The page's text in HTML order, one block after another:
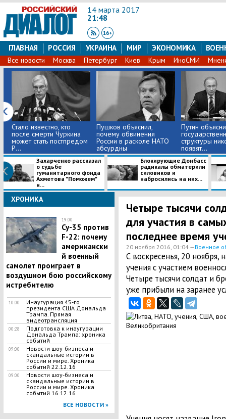
14 марта 2017
21:48
ГЛАВНАЯ РОССИЯ УКРАИНА МИР ЭКОНОМИКА
Все новости Москва Петербург Киев Крым ИноСМИ
Стало известно, кто
после смерти Чуркина
может стать постпредом
Р...
Пушков объяснил,
почему обвинения
России в расколе НАТО
абсурдны
Путин
структуры
появят...
Захарченко рассказал
о судьбе
гуманитарного фонда
Ахметова "Поможем"
н...
Блокирующие Донбасс
радикалы обматерили
силовиков и
набросились на них...
ХРОНИКА
19:00
Су-35 против
F-22: почему
американски
й военный
самолет проиграет в
воздушном бою российскому
истребителю
10:00
Инаугурация 45-го
президента США Дональда
Трампа. Прямая
видеотрансляция
00:28
Подготовка к инаугурации
Дональда Трампа: хроника
событий
09:00
Новости шоу-бизнеса и
скандальные истории в
России и мире. Хроника
событий 22.12.16
09:00
Новости шоу-бизнеса и
скандальные истории в
России и мире. Хроника
событий 16.12.16
ВСЕ НОВОСТИ »
Четыре тысячи
для участия в
последнее время
20 ноября 2016, 01:04 —Военное
С воскресенья, 20
учения с участием
Четыре тысячи солдат и
уже прибыли на заранее